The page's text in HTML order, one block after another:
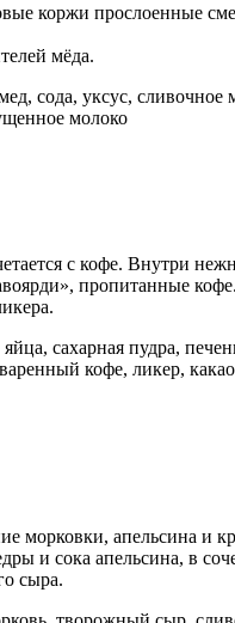
коржи прослоенные
мёда.
сода, уксус, сливочное
молоко
с кофе. Внутри
пропитанные
сахарная пудра,
кофе, ликер,
морковки, апельсина и
и сока апельсина, в
сыра.